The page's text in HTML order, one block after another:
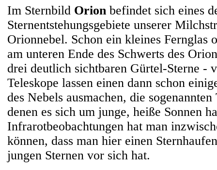
Im Sternbild Orion befindet sich eines
Sternentstehungsgebiete unserer
Orionnebel. Schon ein kleines Fernglas
am unteren Ende des Schwerts des
drei deutlich sichtbaren Gürtel-Sterne -
Teleskope lassen einen dann schon
des Nebels ausmachen, die
denen es sich um junge, heiße Sonnen
Infrarotbeobachtungen hat man
können, dass man hier einen
jungen Sternen vor sich hat.